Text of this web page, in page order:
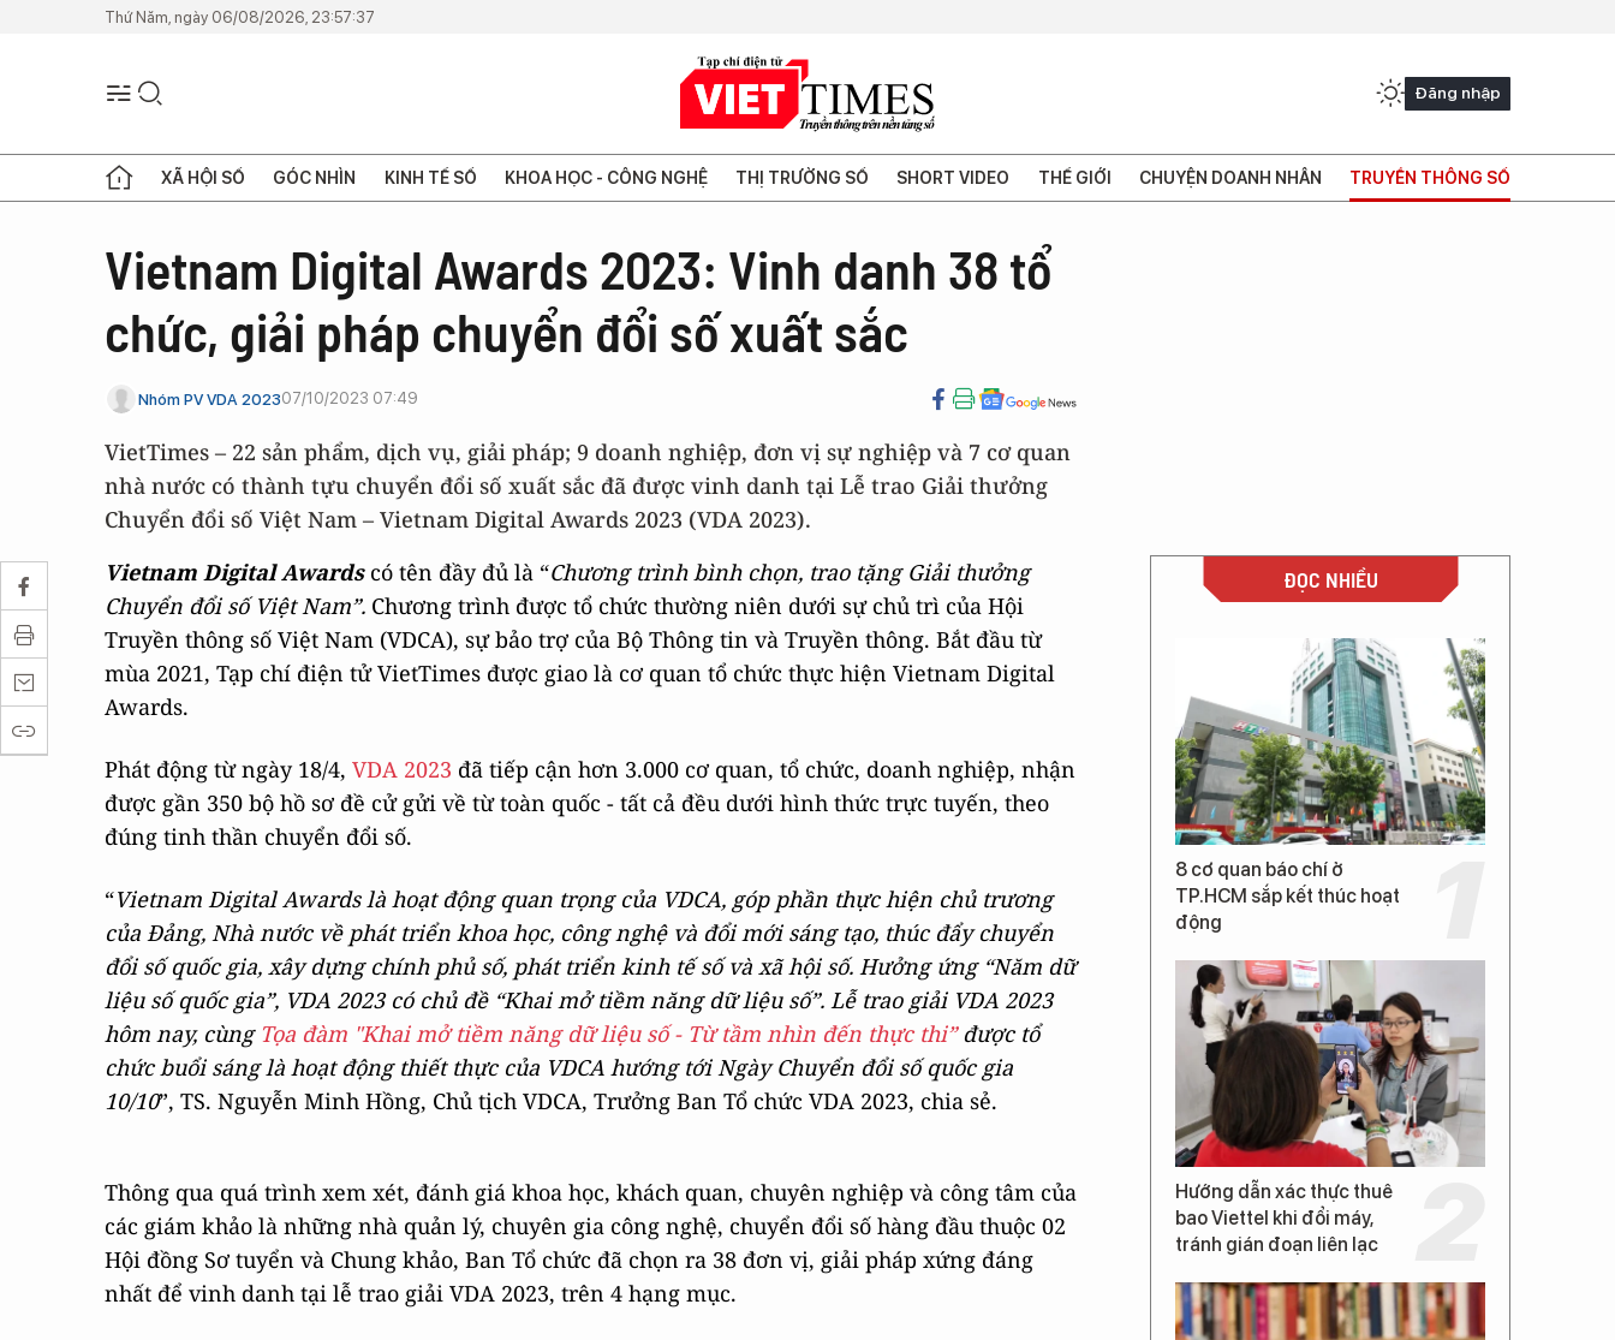
Thứ Năm, ngày 06/08/2026, 23:57:37
Đăng nhập
XÃ HỘI SỐ GÓC NHÌN KINH TẾ SỐ KHOA HỌC - CÔNG NGHỆ THỊ TRƯỜNG SỐ SHORT VIDEO THẾ GIỚI CHUYỆN DOANH NHÂN TRUYỀN THÔNG SỐ
Vietnam Digital Awards 2023: Vinh danh 38 tổ
chức, giải pháp chuyển đổi số xuất sắc
Nhóm PV VDA 202307/10/2023 07:49
VietTimes – 22 sản phẩm, dịch vụ, giải pháp; 9 doanh nghiệp, đơn vị sự nghiệp và 7 cơ quan
nhà nước có thành tựu chuyển đổi số xuất sắc đã được vinh danh tại Lễ trao Giải thưởng
Chuyển đổi số Việt Nam – Vietnam Digital Awards 2023 (VDA 2023).
Vietnam Digital Awardscó tên đầy đủ là “Chương trình bình chọn, trao tặng Giải thưởng
Chuyển đổi số Việt Nam”. Chương trình được tổ chức thường niên dưới sự chủ trì của Hội
Truyền thông số Việt Nam (VDCA), sự bảo trợ của Bộ Thông tin và Truyền thông. Bắt đầu từ
mùa 2021, Tạp chí điện tử VietTimes được giao là cơ quan tổ chức thực hiện Vietnam Digital
Awards.
Phát động từ ngày 18/4, VDA 2023 đã tiếp cận hơn 3.000 cơ quan, tổ chức, doanh nghiệp, nhận
được gần 350 bộ hồ sơ đề cử gửi về từ toàn quốc - tất cả đều dưới hình thức trực tuyến, theo
đúng tinh thần chuyển đổi số.
“Vietnam Digital Awards là hoạt động quan trọng của VDCA, góp phần thực hiện chủ trương
của Đảng, Nhà nước về phát triển khoa học, công nghệ và đổi mới sáng tạo, thúc đẩy chuyển
đổi số quốc gia, xây dựng chính phủ số, phát triển kinh tế số và xã hội số. Hưởng ứng “Năm dữ
liệu số quốc gia”, VDA 2023 có chủ đề “Khai mở tiềm năng dữ liệu số”. Lễ trao giải VDA 2023
hôm nay, cùng Tọa đàm "Khai mở tiềm năng dữ liệu số - Từ tầm nhìn đến thực thi”được tổ
chức buổi sáng là hoạt động thiết thực của VDCA hướng tới Ngày Chuyển đổi số quốc gia
10/10”, TS. Nguyễn Minh Hồng, Chủ tịch VDCA, Trưởng Ban Tổ chức VDA 2023, chia sẻ.
Thông qua quá trình xem xét, đánh giá khoa học, khách quan, chuyên nghiệp và công tâm của
các giám khảo là những nhà quản lý, chuyên gia công nghệ, chuyển đổi số hàng đầu thuộc 02
Hội đồng Sơ tuyển và Chung khảo, Ban Tổ chức đã chọn ra 38 đơn vị, giải pháp xứng đáng
nhất để vinh danh tại lễ trao giải VDA 2023, trên 4 hạng mục.
ĐỌC NHIỀU
8 cơ quan báo chí ở
TP.HCM sắp kết thúc hoạt
động
Hướng dẫn xác thực thuê
bao Viettel khi đổi máy,
tránh gián đoạn liên lạc